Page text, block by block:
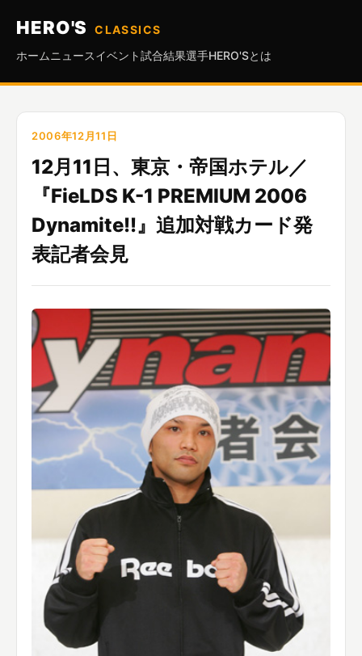
HERO'S
CLASSICS
ホーム ニュースイベント試合結果選手HERO'Sとは
2006年12月11日
12月11日、東京・帝国ホテル／
『FieLDS K-1 PREMIUM 2006
Dynamite!!』追加対戦カード発
表記者会見